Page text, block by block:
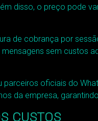
disso, o preço pode
de cobrança por
sem custos
parceiros oficiais do
da empresa,
CUSTOS